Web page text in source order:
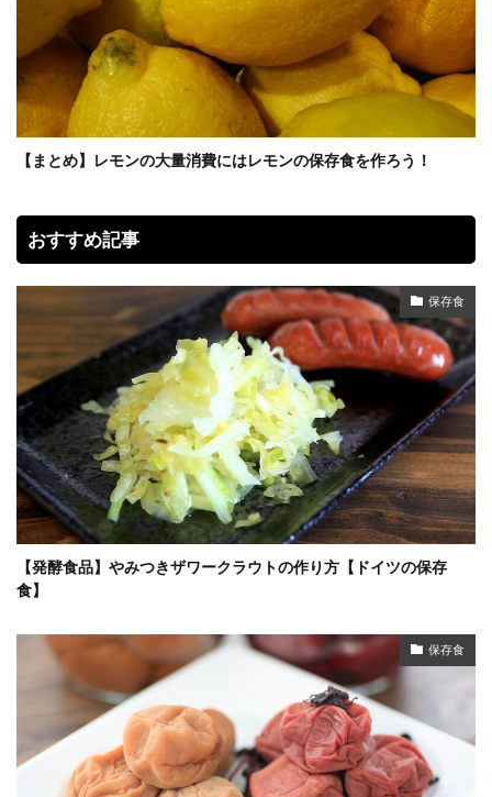
【まとめ】レモンの大量消費にはレモンの保存食を作ろう！
おすすめ記事
保存食
【発酵食品】やみつきザワークラウトの作り方【ドイツの保存
食】
保存食